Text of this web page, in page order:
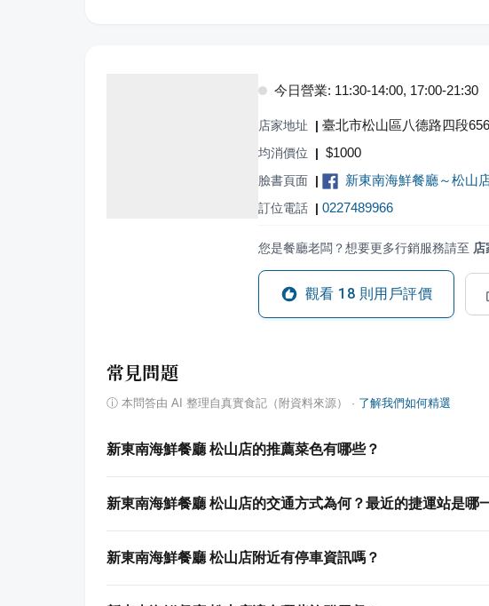
今日營業: 11:30-14:00, 17:00-21:30
店家地址 | 臺北市松山區八德路四段
均消價位 | $1000
臉書頁面 | 新東南海鮮餐廳～松山
訂位電話 | 0227489966
您是餐廳老闆？想要更多行銷服務請至
觀看 18 則用戶評價
常見問題
ⓘ 本問答由 AI 整理自真實食記（附資料來源） · 了解我們如何精選
新東南海鮮餐廳 松山店的推薦菜色有哪些？
新東南海鮮餐廳 松山店的交通方式為何？最近的捷運站是哪
新東南海鮮餐廳 松山店附近有停車資訊嗎？